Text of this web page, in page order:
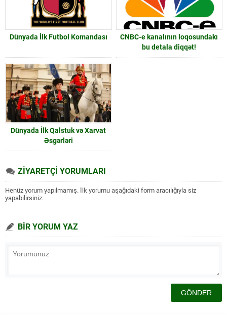
Dünyada İlk Futbol Komandası
CNBC-e kanalının loqosundakı
bu detala diqqət!
Dünyada İlk Qalstuk və Xarvat
Əsgərləri
ZİYARETÇİ YORUMLARI
Henüz yorum yapılmamış. İlk yorumu aşağıdaki form aracılığıyla siz
yapabilirsiniz.
BİR YORUM YAZ